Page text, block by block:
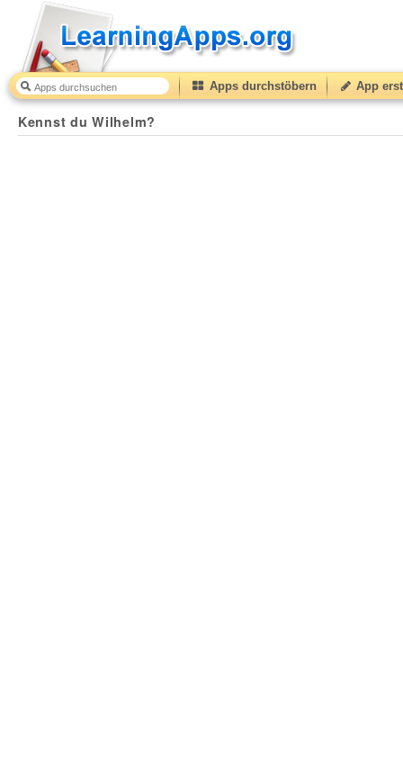
Apps durchstöbern App
Kennst du Wilhelm?